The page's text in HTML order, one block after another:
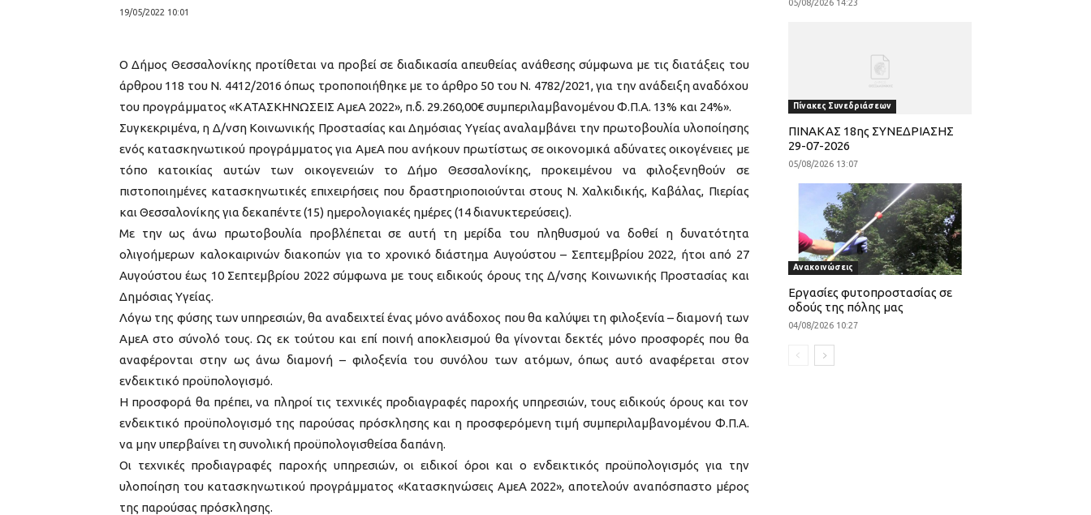
19/05/2022 10:01
Ο Δήμος Θεσσαλονίκης προτίθεται να προβεί σε διαδικασία απευθείας ανάθεσης σύμφωνα με τις διατάξεις του
άρθρου 118 του Ν. 4412/2016 όπως τροποποιήθηκε με το άρθρο 50 του Ν. 4782/2021, για την ανάδειξη αναδόχου
του προγράμματος «ΚΑΤΑΣΚΗΝΩΣΕΙΣ ΑμεΑ 2022», π.δ. 29.260,00€ συμπεριλαμβανομένου Φ.Π.Α. 13% και 24%».
Συγκεκριμένα, η Δ/νση Κοινωνικής Προστασίας και Δημόσιας Υγείας αναλαμβάνει την πρωτοβουλία υλοποίησης
ενός κατασκηνωτικού προγράμματος για ΑμεΑ που ανήκουν πρωτίστως σε οικονομικά αδύνατες οικογένειες με
τόπο κατοικίας αυτών των οικογενειών το Δήμο Θεσσαλονίκης, προκειμένου να φιλοξενηθούν σε
πιστοποιημένες κατασκηνωτικές επιχειρήσεις που δραστηριοποιούνται στους Ν. Χαλκιδικής, Καβάλας, Πιερίας
και Θεσσαλονίκης για δεκαπέντε (15) ημερολογιακές ημέρες (14 διανυκτερεύσεις).
Με την ως άνω πρωτοβουλία προβλέπεται σε αυτή τη μερίδα του πληθυσμού να δοθεί η δυνατότητα
ολιγοήμερων καλοκαιρινών διακοπών για το χρονικό διάστημα Αυγούστου – Σεπτεμβρίου 2022, ήτοι από 27
Αυγούστου έως 10 Σεπτεμβρίου 2022 σύμφωνα με τους ειδικούς όρους της Δ/νσης Κοινωνικής Προστασίας και
Δημόσιας Υγείας.
Λόγω της φύσης των υπηρεσιών, θα αναδειχτεί ένας μόνο ανάδοχος που θα καλύψει τη φιλοξενία – διαμονή των
ΑμεΑ στο σύνολό τους. Ως εκ τούτου και επί ποινή αποκλεισμού θα γίνονται δεκτές μόνο προσφορές που θα
αναφέρονται στην ως άνω διαμονή – φιλοξενία του συνόλου των ατόμων, όπως αυτό αναφέρεται στον
ενδεικτικό προϋπολογισμό.
Η προσφορά θα πρέπει, να πληροί τις τεχνικές προδιαγραφές παροχής υπηρεσιών, τους ειδικούς όρους και τον
ενδεικτικό προϋπολογισμό της παρούσας πρόσκλησης και η προσφερόμενη τιμή συμπεριλαμβανομένου Φ.Π.Α.
να μην υπερβαίνει τη συνολική προϋπολογισθείσα δαπάνη.
Οι τεχνικές προδιαγραφές παροχής υπηρεσιών, οι ειδικοί όροι και ο ενδεικτικός προϋπολογισμός για την
υλοποίηση του κατασκηνωτικού προγράμματος «Κατασκηνώσεις ΑμεΑ 2022», αποτελούν αναπόσπαστο μέρος
της παρούσας πρόσκλησης.
05/08/2026 14:23
Πίνακες Συνεδριάσεων
ΠΙΝΑΚΑΣ 18ης ΣΥΝΕΔΡΙΑΣΗΣ
29-07-2026
05/08/2026 13:07
Ανακοινώσεις
Εργασίες φυτοπροστασίας σε
οδούς της πόλης μας
04/08/2026 10:27